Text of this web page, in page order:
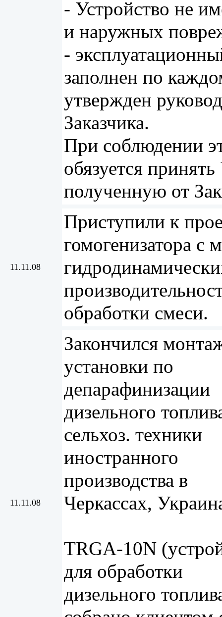
- Устройство не
и наружных
-
заполнен по
утвержден
Заказчика.
При соблюдении
обязуется
полученную от
11.11.08
Приступили к
гомогенизатора
обработки смеси.
11.11.08
Закончился
установки по
депарафинизации
дизельного
сельхоз. техники
иностранного
производства в
Черкассах,
TRGA-10N
для обработки
дизельного